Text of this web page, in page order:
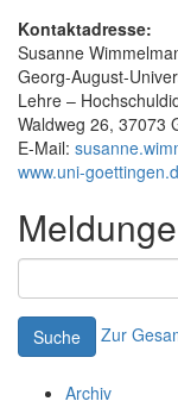
Kontaktadresse:
Susanne
Georg-August-
Lehre –
Waldweg 26, 37073
E-Mail:
www.uni-
Suche Zur
Archiv